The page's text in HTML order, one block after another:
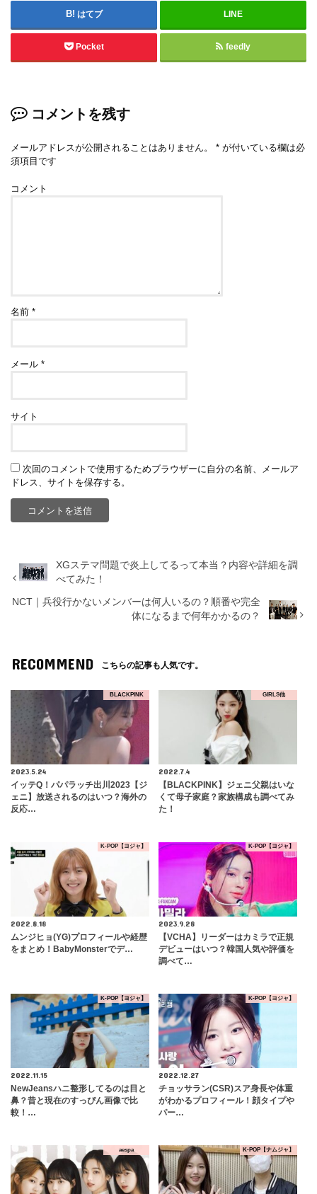
はてブ LINE
Pocket feedly
コメントを残す
メールアドレスが公開されることはありません。 * が付いている欄は必
須項目です
コメント
名前*
メール*
サイト
次回のコメントで使用するためブラウザーに自分の名前、メールア
ドレス、サイトを保存する。
XGステマ問題で炎上してるって本当？内容や詳細を調
べてみた！
NCT｜兵役行かないメンバーは何人いるの？順番や完全
体になるまで何年かかるの？
RECOMMEND こちらの記事も人気です。
BLACKPINK
2023.5.24
イッテQ！パパラッチ出川2023【ジ
ェニ】放送されるのはいつ？海外の
反応…
GIRLS他
2022.7.4
【BLACKPINK】ジェニ父親はいな
くて母子家庭？家族構成も調べてみ
た！
K-POP【ヨジャ】
2022.8.18
ムンジヒョ(YG)プロフィールや経歴
をまとめ！BabyMonsterでデ…
K-POP【ヨジャ】
2023.9.28
【VCHA】リーダーはカミラで正規
デビューはいつ？韓国人気や評価を
調べて…
K-POP【ヨジャ】
2022.11.15
NewJeansハニ整形してるのは目と
鼻？昔と現在のすっぴん画像で比
較！…
K-POP【ヨジャ】
2022.12.27
チョッサラン(CSR)スア身長や体重
がわかるプロフィール！顔タイプや
パー…
aespa K-POP【ナムジャ】